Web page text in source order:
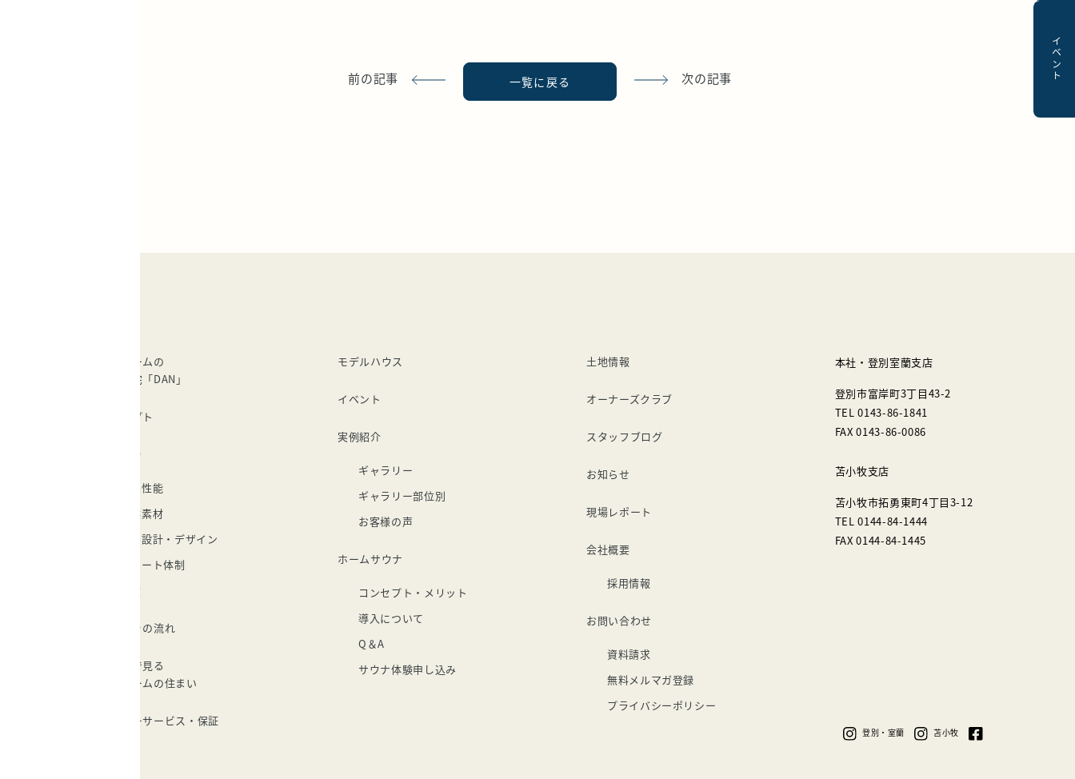
イベント
前の記事 一覧に戻る 次の記事
建成ホームの
注文住宅「DAN」
コンセプト
家づくり
住宅性能
自然素材
自由設計・デザイン
サポート体制
実績
家づくりの流れ
データで見る
建成ホームの住まい
アフターサービス・保証
モデルハウス
イベント
実例紹介
ギャラリー
ギャラリー部位別
お客様の声
ホームサウナ
コンセプト・メリット
導入について
Q＆A
サウナ体験申し込み
土地情報
オーナーズクラブ
スタッフブログ
お知らせ
現場レポート
会社概要
採用情報
お問い合わせ
資料請求
無料メルマガ登録
プライバシーポリシー
本社・登別室蘭支店
登別市富岸町3丁目43-2
TEL 0143-86-1841
FAX 0143-86-0086
苫小牧支店
苫小牧市拓勇東町4丁目3-12
TEL 0144-84-1444
FAX 0144-84-1445
登別・室蘭 苫小牧